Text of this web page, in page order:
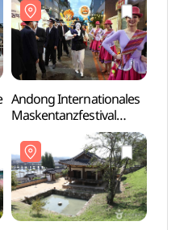
Andong Internationales
Maskentanzfestival
(안동국제탈춤페스티벌)